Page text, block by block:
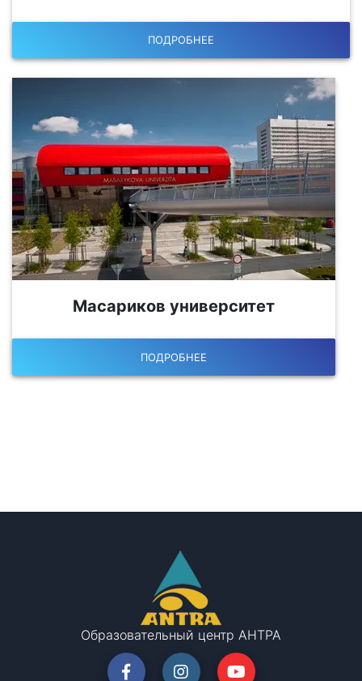
ПОДРОБНЕЕ
Масариков университет
ПОДРОБНЕЕ
Образовательный центр АНТРА